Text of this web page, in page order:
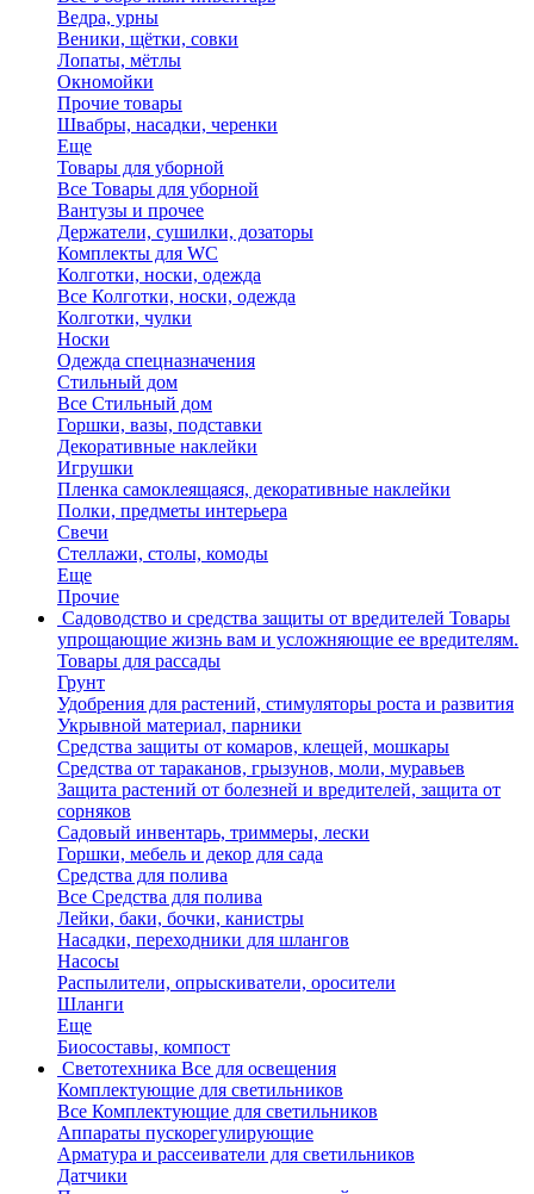
Ведра, урны
Веники, щётки, совки
Лопаты, мётлы
Окномойки
Прочие товары
Швабры, насадки, черенки
Еще
Товары для уборной
Все Товары для уборной
Вантузы и прочее
Держатели, сушилки, дозаторы
Комплекты для WC
Колготки, носки, одежда
Все Колготки, носки, одежда
Колготки, чулки
Носки
Одежда спецназначения
Стильный дом
Все Стильный дом
Горшки, вазы, подставки
Декоративные наклейки
Игрушки
Пленка самоклеящаяся, декоративные наклейки
Полки, предметы интерьера
Свечи
Стеллажи, столы, комоды
Еще
Прочие
Садоводство и средства защиты от вредителей Товары
упрощающие жизнь вам и усложняющие ее вредителям.
Товары для рассады
Грунт
Удобрения для растений, стимуляторы роста и развития
Укрывной материал, парники
Средства защиты от комаров, клещей, мошкары
Средства от тараканов, грызунов, моли, муравьев
Защита растений от болезней и вредителей, защита от
сорняков
Садовый инвентарь, триммеры, лески
Горшки, мебель и декор для сада
Средства для полива
Все Средства для полива
Лейки, баки, бочки, канистры
Насадки, переходники для шлангов
Насосы
Распылители, опрыскиватели, оросители
Шланги
Еще
Биосоставы, компост
Светотехника Все для освещения
Комплектующие для светильников
Все Комплектующие для светильников
Аппараты пускорегулирующие
Арматура и рассеиватели для светильников
Датчики